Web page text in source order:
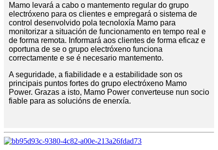
Mamo levará a cabo o mantemento regular do grupo
electróxeno para os clientes e empregará o sistema de
control desenvolvido pola tecnoloxía Mamo para
monitorizar a situación de funcionamento en tempo real e
de forma remota. Informará aos clientes de forma eficaz e
oportuna de se o grupo electróxeno funciona
correctamente e se é necesario mantemento.
A seguridade, a fiabilidade e a estabilidade son os
principais puntos fortes do grupo electróxeno Mamo
Power. Grazas a isto, Mamo Power converteuse nun socio
fiable para as solucións de enerxía.